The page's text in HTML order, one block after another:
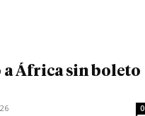
África sin boleto
0